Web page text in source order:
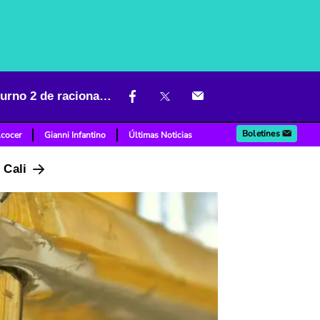
Varios se quedarán sin agua en Bogotá y Cota este 18 de octubre; turno 2 de racionamiento
Gianni Infantino Últimas Noticias Boletines
Cali